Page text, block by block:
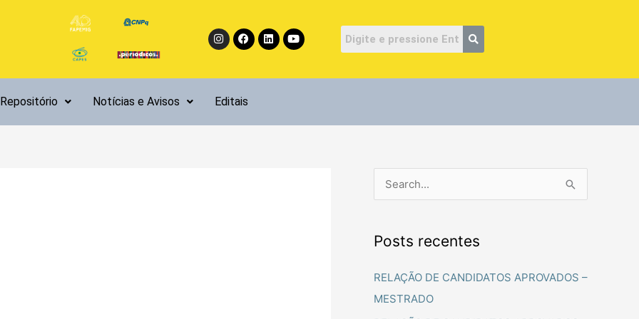
InstagramFacebook
LinkedinYoutube
Repositório Notícias e Avisos Editais
q
u
i
Posts recentes
RELAÇÃO DE CANDIDATOS APROVADOS –
MESTRADO